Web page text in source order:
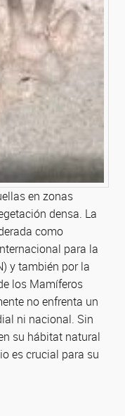
en zonas
densa. La
como
para la
y también por la
los Mamíferos
no enfrenta un
ni nacional. Sin
su hábitat natural
es crucial para su